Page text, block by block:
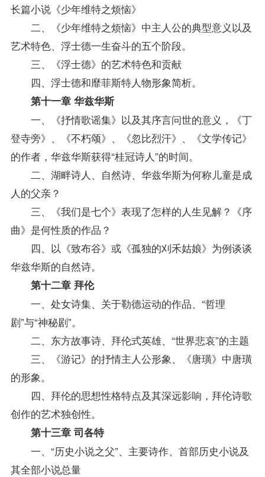
长篇小说《少年维特之烦恼》
二、《少年维特之烦恼》中主人公的典型意义以及
艺术特色、浮士德一生奋斗的五个阶段。
三、《浮士德》的艺术特色和贡献
四、浮士德和靡菲斯特人物形象简析。
第十一章 华兹华斯
一、《抒情歌谣集》以及其序言问世的意义，《丁
登寺旁》、《不朽颂》、《忽比烈汗》、《文学传记》
的作者，华兹华斯获得“桂冠诗人”的时间。
二、湖畔诗人、自然诗、华兹华斯为何称儿童是成
人的父亲？
三、《我们是七个》表现了怎样的人生见解？《序
曲》是何性质的作品？
四、以《致布谷》或《孤独的刈禾姑娘》为例谈谈
华兹华斯的自然诗。
第十二章 拜伦
一、处女诗集、关于勒德运动的作品、“哲理
剧”与“神秘剧”。
二、东方故事诗、拜伦式英雄、“世界悲哀”的主题
三、《游记》的抒情主人公形象、《唐璜》中唐璜
的形象。
四、拜伦的思想性格特点及其深远影响，拜伦诗歌
创作的艺术独创性。
第十三章 司各特
一、“历史小说之父”、主要诗作、首部历史小说及
其全部小说总量